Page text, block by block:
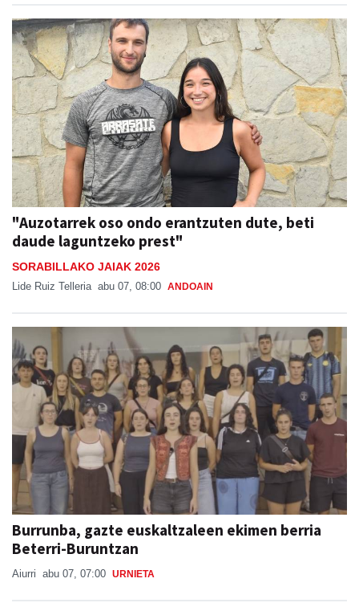
"Auzotarrek oso ondo erantzuten dute, beti
daude laguntzeko prest"
SORABILLAKO JAIAK 2026
Lide Ruiz Telleria abu 07, 08:00 ANDOAIN
Burrunba, gazte euskaltzaleen ekimen berria
Beterri-Buruntzan
Aiurri abu 07, 07:00 URNIETA